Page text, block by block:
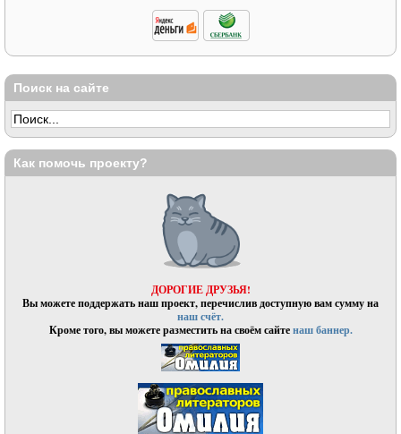
Поиск на сайте
Как помочь проекту?
ДОРОГИЕ ДРУЗЬЯ!
Вы можете поддержать наш проект, перечислив доступную вам сумму на
наш счёт.
Кроме того, вы можете разместить на своём сайтенаш баннер.